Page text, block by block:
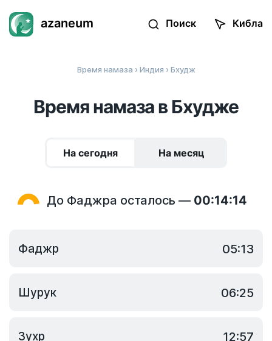
azaneum Поиск Кибла
Время намаза › Индия › Бхудж
Время намаза в Бхудже
На сегодня На месяц
До Фаджра осталось — 00:14:14
Фаджр 05:13
Шурук 06:25
Зухр 12:57